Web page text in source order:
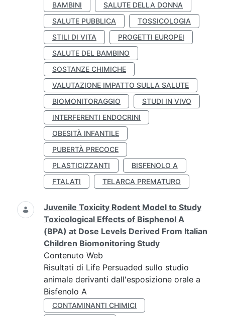
BAMBINI
SALUTE DELLA DONNA
SALUTE PUBBLICA
TOSSICOLOGIA
STILI DI VITA
PROGETTI EUROPEI
SALUTE DEL BAMBINO
SOSTANZE CHIMICHE
VALUTAZIONE IMPATTO SULLA SALUTE
BIOMONITORAGGIO
STUDI IN VIVO
INTERFERENTI ENDOCRINI
OBESITÀ INFANTILE
PUBERTÀ PRECOCE
PLASTICIZZANTI
BISFENOLO A
FTALATI
TELARCA PREMATURO
Juvenile Toxicity Rodent Model to Study
Toxicological Effects of Bisphenol A
(BPA) at Dose Levels Derived From Italian
Children Biomonitoring Study
Contenuto Web
Risultati di Life Persuaded sullo studio
animale derivanti dall'esposizione orale a
Bisfenolo A
CONTAMINANTI CHIMICI